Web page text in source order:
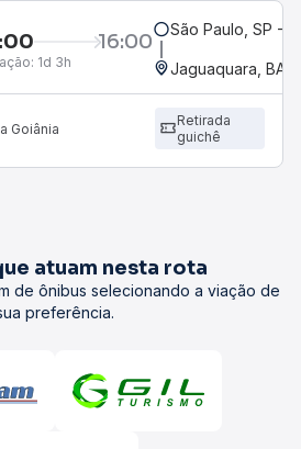
16:00
1d 3h
São Paulo, SP -
Jaguaquara, BA
Goiânia
Retirada
guichê
atuam nesta rota
de ônibus selecionando a viação de
preferência.